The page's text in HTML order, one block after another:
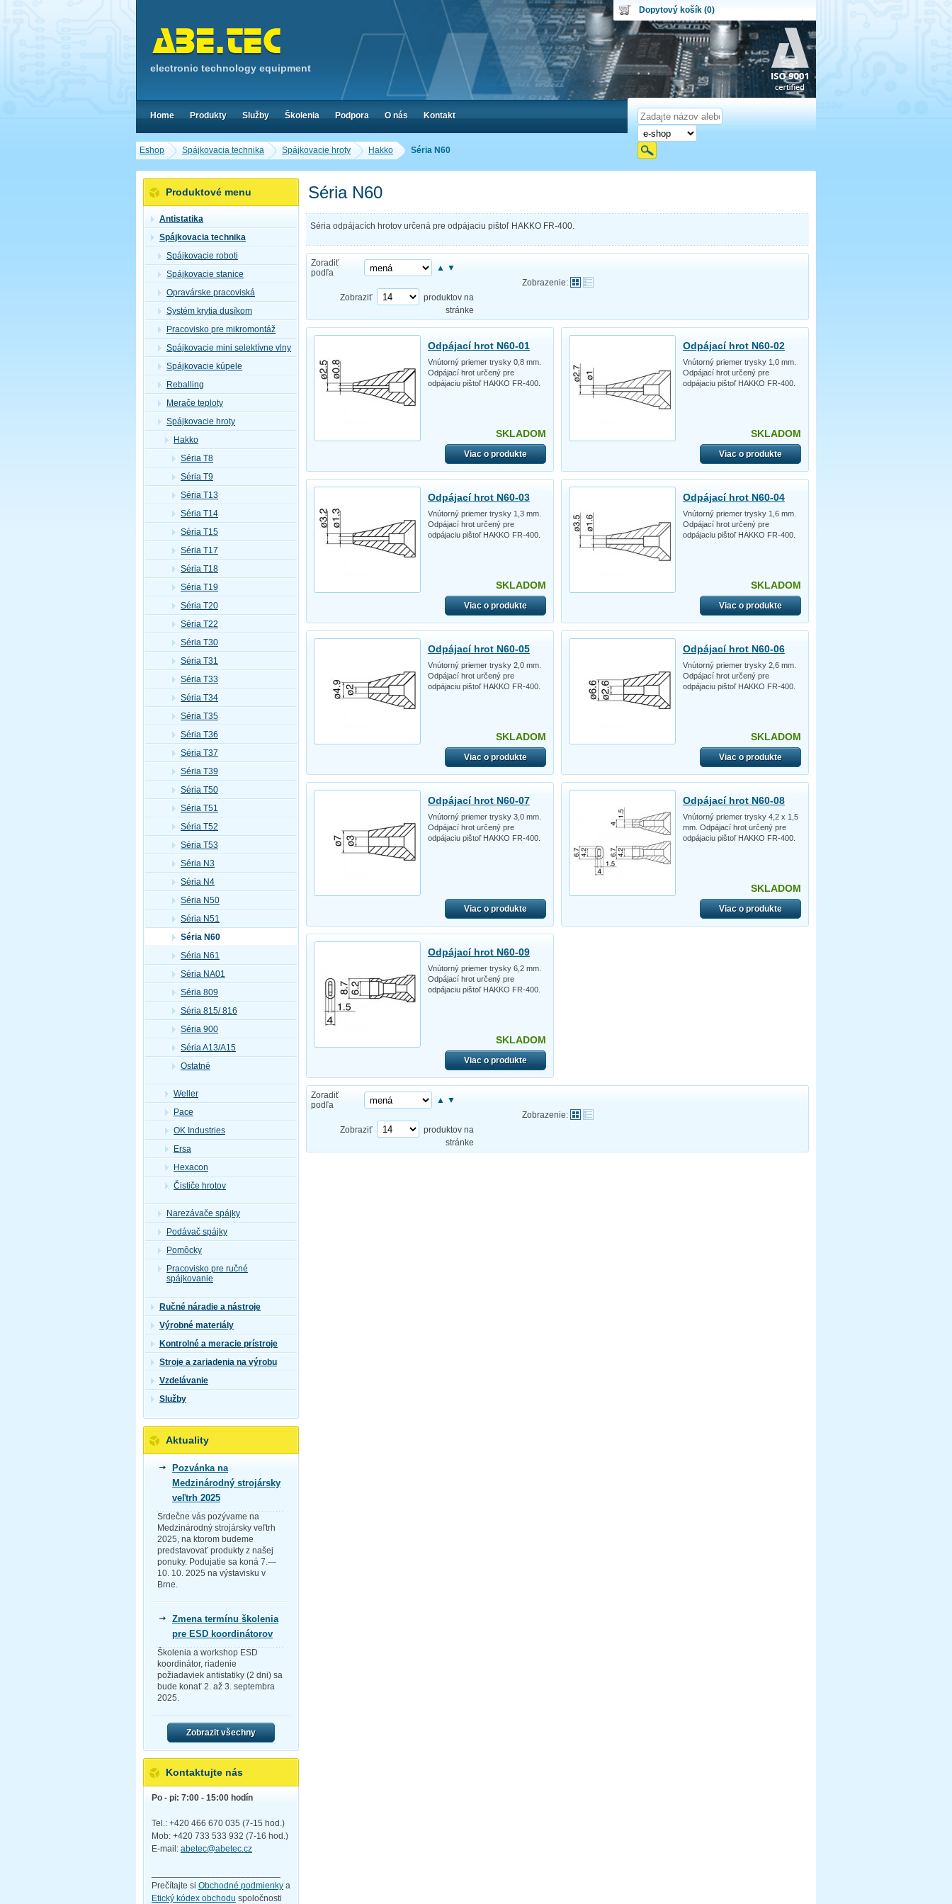
Eshop Spájkovacia technika Spájkovacie hroty Hakko Séria N60
Séria N60
Séria odpájacích hrotov určená pre odpájaciu pištoľ HAKKO FR-400.
Zoradiť
podľa
▲ ▼
Zobrazenie:
Zobraziť
produktov na
stránke
Odpájací hrot N60-01
Vnútorný priemer trysky 0,8 mm.
Odpájací hrot určený pre
odpájaciu pištoľ HAKKO FR-400.
SKLADOM
Viac o produkte
Odpájací hrot N60-02
Vnútorný priemer trysky 1,0 mm.
Odpájací hrot určený pre
odpájaciu pištoľ HAKKO FR-400.
SKLADOM
Viac o produkte
Odpájací hrot N60-03
Vnútorný priemer trysky 1,3 mm.
Odpájací hrot určený pre
odpájaciu pištoľ HAKKO FR-400.
SKLADOM
Viac o produkte
Odpájací hrot N60-04
Vnútorný priemer trysky 1,6 mm.
Odpájací hrot určený pre
odpájaciu pištoľ HAKKO FR-400.
SKLADOM
Viac o produkte
Odpájací hrot N60-05
Vnútorný priemer trysky 2,0 mm.
Odpájací hrot určený pre
odpájaciu pištoľ HAKKO FR-400.
SKLADOM
Viac o produkte
Odpájací hrot N60-06
Vnútorný priemer trysky 2,6 mm.
Odpájací hrot určený pre
odpájaciu pištoľ HAKKO FR-400.
SKLADOM
Viac o produkte
Odpájací hrot N60-07
Vnútorný priemer trysky 3,0 mm.
Odpájací hrot určený pre
odpájaciu pištoľ HAKKO FR-400.
Viac o produkte
Odpájací hrot N60-08
Vnútorný priemer trysky 4,2 x 1,5
mm. Odpájací hrot určený pre
odpájaciu pištoľ HAKKO FR-400.
SKLADOM
Viac o produkte
Odpájací hrot N60-09
Vnútorný priemer trysky 6,2 mm.
Odpájací hrot určený pre
odpájaciu pištoľ HAKKO FR-400.
SKLADOM
Viac o produkte
Zoradiť
podľa
▲ ▼
Zobrazenie:
Zobraziť
produktov na
stránke
Produktové menu
Antistatika
Spájkovacia technika
Spájkovacie roboti
Spájkovacie stanice
Opravárske pracoviská
Systém krytia dusíkom
Pracovisko pre mikromontáž
Spájkovacie mini selektívne vlny
Spájkovacie kúpele
Reballing
Merače teploty
Spájkovacie hroty
Hakko
Séria T8
Séria T9
Séria T13
Séria T14
Séria T15
Séria T17
Séria T18
Séria T19
Séria T20
Séria T22
Séria T30
Séria T31
Séria T33
Séria T34
Séria T35
Séria T36
Séria T37
Séria T39
Séria T50
Séria T51
Séria T52
Séria T53
Séria N3
Séria N4
Séria N50
Séria N51
Séria N60
Séria N61
Séria NA01
Séria 809
Séria 815/ 816
Séria 900
Séria A13/A15
Ostatné
Weller
Pace
OK Industries
Ersa
Hexacon
Čističe hrotov
Narezávače spájky
Podávač spájky
Pomôcky
Pracovisko pre ručné
spájkovanie
Ručné náradie a nástroje
Výrobné materiály
Kontrolné a meracie prístroje
Stroje a zariadenia na výrobu
Vzdelávanie
Služby
Aktuality
Pozvánka na
Medzinárodný strojársky
veľtrh 2025
Srdečne vás pozývame na
Medzinárodný strojársky veľtrh
2025, na ktorom budeme
predstavovať produkty z našej
ponuky. Podujatie sa koná 7.—
10. 10. 2025 na výstavisku v
Brne.
Zmena termínu školenia
pre ESD koordinátorov
Školenia a workshop ESD
koordinátor, riadenie
požiadaviek antistatiky (2 dni) sa
bude konať 2. až 3. septembra
2025.
Zobrazit všechny
Kontaktujte nás
Po - pi: 7:00 - 15:00 hodín
Tel.: +420 466 670 035 (7-15 hod.)
Mob: +420 733 533 932 (7-16 hod.)
E-mail: abetec@abetec.cz
Prečítajte si Obchodné podmienky a
Etický kódex obchodu spoločnosti
electronic technology equipment
Dopytový košík (0)
Dopytový košík je prázdny!
Obsah košíka
Počet produktov:0
Home Produkty Služby Školenia Podpora O nás Kontakt